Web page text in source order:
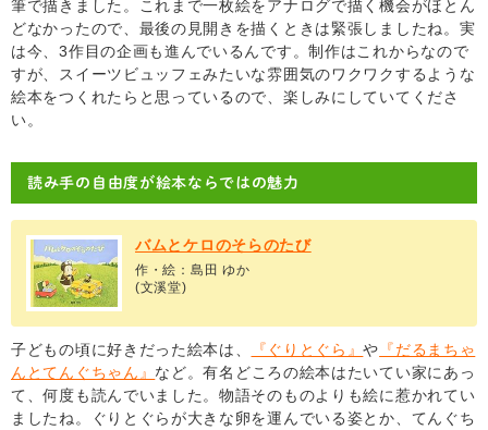
筆で描きました。これまで一枚絵をアナログで描く機会がほとん
どなかったので、最後の見開きを描くときは緊張しましたね。実
は今、3作目の企画も進んでいるんです。制作はこれからなので
すが、スイーツビュッフェみたいな雰囲気のワクワクするような
絵本をつくれたらと思っているので、楽しみにしていてくださ
い。
読み手の自由度が絵本ならではの魅力
バムとケロのそらのたび
作・絵：島田 ゆか
(文溪堂)
子どもの頃に好きだった絵本は、 『ぐりとぐら』や 『だるまちゃ
んとてんぐちゃん』 など。有名どころの絵本はたいてい家にあっ
て、何度も読んでいました。物語そのものよりも絵に惹かれてい
ましたね。ぐりとぐらが大きな卵を運んでいる姿とか、てんぐち